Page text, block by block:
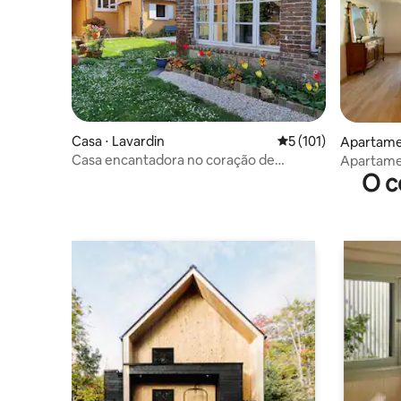
Casa ⋅ Lavardin 5 de uma avaliação
5 (101)
Casa encantadora no coração de
O